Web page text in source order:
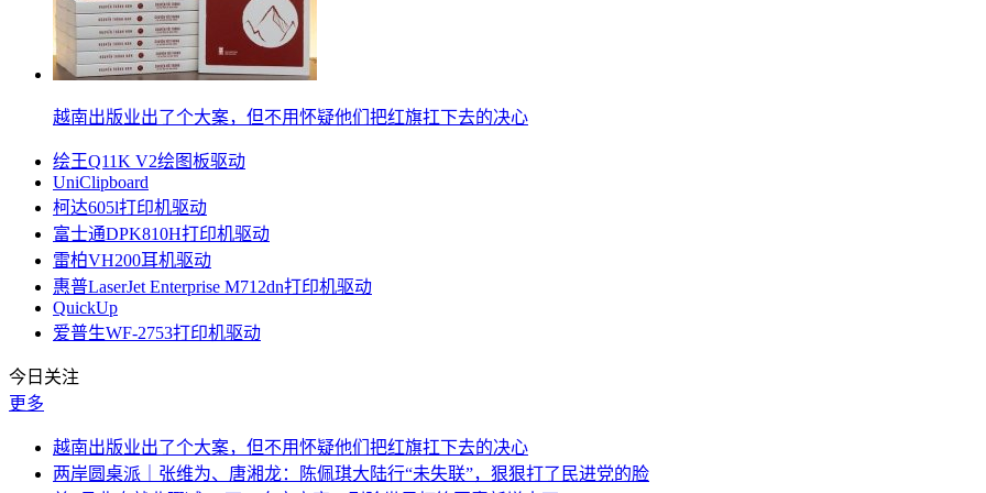
越南出版业出了个大案，但不用怀疑他们把红旗扛下去的决心
绘王Q11K V2绘图板驱动
UniClipboard
柯达605l打印机驱动
富士通DPK810H打印机驱动
雷柏VH200耳机驱动
惠普LaserJet Enterprise M712dn打印机驱动
QuickUp
爱普生WF-2753打印机驱动
今日关注
更多
越南出版业出了个大案，但不用怀疑他们把红旗扛下去的决心
两岸圆桌派｜张维为、唐湘龙：陈佩琪大陆行“未失联”，狠狠打了民进党的脸